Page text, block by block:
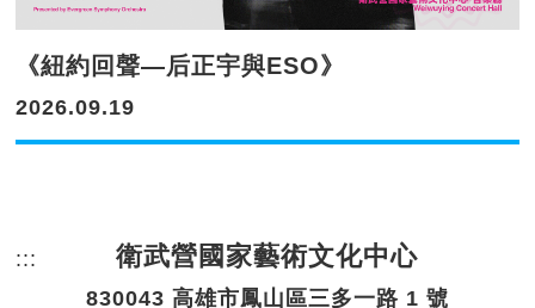
《紐約回聲—后正宇與ESO》
2026.09.19
::: 頁尾網站資訊。
衛武營國家藝術文化中心
830043 高雄市鳳山區三多一路 1 號